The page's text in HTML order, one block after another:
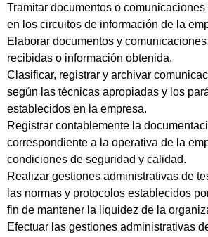
Tramitar documentos o
en los circuitos de información de la
Elaborar documentos y
recibidas o información obtenida.
Clasificar, registrar y archivar
según las técnicas apropiadas y los
establecidos en la empresa.
Registrar contablemente la
correspondiente a la operativa de la
condiciones de seguridad y calidad.
Realizar gestiones administrativas de
las normas y protocolos establecidos
fin de mantener la liquidez de la
Efectuar las gestiones administrativas